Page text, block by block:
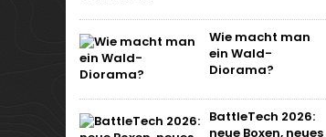
Wie macht man
ein Wald-
Diorama?
BattleTech 2026:
neue Boxen, neues